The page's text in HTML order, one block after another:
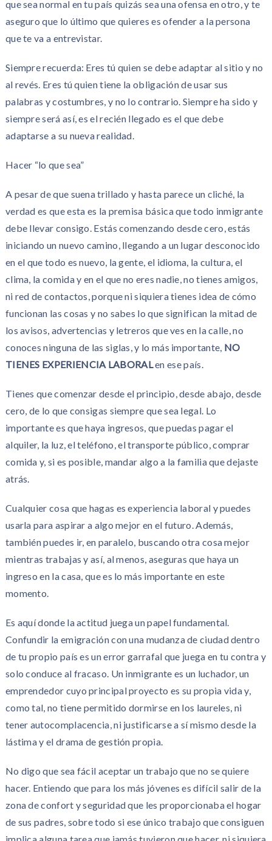
que sea normal en tu país quizás sea una ofensa en otro, y te
aseguro que lo último que quieres es ofender a la persona
que te va a entrevistar.
Siempre recuerda: Eres tú quien se debe adaptar al sitio y no
al revés. Eres tú quien tiene la obligación de usar sus
palabras y costumbres, y no lo contrario. Siempre ha sido y
siempre será así, es el recién llegado es el que debe
adaptarse a su nueva realidad.
Hacer “lo que sea”
A pesar de que suena trillado y hasta parece un cliché, la
verdad es que esta es la premisa básica que todo inmigrante
debe llevar consigo. Estás comenzando desde cero, estás
iniciando un nuevo camino, llegando a un lugar desconocido
en el que todo es nuevo, la gente, el idioma, la cultura, el
clima, la comida y en el que no eres nadie, no tienes amigos,
ni red de contactos, porque ni siquiera tienes idea de cómo
funcionan las cosas y no sabes lo que significan la mitad de
los avisos, advertencias y letreros que ves en la calle, no
conoces ninguna de las siglas, y lo más importante, NO
TIENES EXPERIENCIA LABORALen ese país.
Tienes que comenzar desde el principio, desde abajo, desde
cero, de lo que consigas siempre que sea legal. Lo
importante es que haya ingresos, que puedas pagar el
alquiler, la luz, el teléfono, el transporte público, comprar
comida y, si es posible, mandar algo a la familia que dejaste
atrás.
Cualquier cosa que hagas es experiencia laboral y puedes
usarla para aspirar a algo mejor en el futuro. Además,
también puedes ir, en paralelo, buscando otra cosa mejor
mientras trabajas y así, al menos, aseguras que haya un
ingreso en la casa, que es lo más importante en este
momento.
Es aquí donde la actitud juega un papel fundamental.
Confundir la emigración con una mudanza de ciudad dentro
de tu propio país es un error garrafal que juega en tu contra y
solo conduce al fracaso. Un inmigrante es un luchador, un
emprendedor cuyo principal proyecto es su propia vida y,
como tal, no tiene permitido dormirse en los laureles, ni
tener autocomplacencia, ni justificarse a sí mismo desde la
lástima y el drama de gestión propia.
No digo que sea fácil aceptar un trabajo que no se quiere
hacer. Entiendo que para los más jóvenes es difícil salir de la
zona de confort y seguridad que les proporcionaba el hogar
de sus padres, sobre todo si ese único trabajo que consiguen